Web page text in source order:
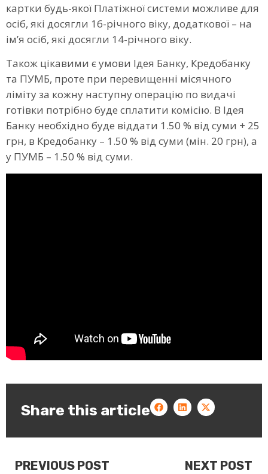
картки будь-якої Платіжної системи можливе для
осіб, які досягли 16-річного віку, додаткової – на
ім’я осіб, які досягли 14-річного віку.
Також цікавими є умови Ідея Банку, Кредобанку
та ПУМБ, проте при перевищенні місячного
ліміту за кожну наступну операцію по видачі
готівки потрібно буде сплатити комісію. В Ідея
Банку необхідно буде віддати 1.50 % від суми + 25
грн, в Кредобанку – 1.50 % від суми (мін. 20 грн), а
у ПУМБ – 1.50 % від суми.
Share this article
PREVIOUS POST NEXT POST